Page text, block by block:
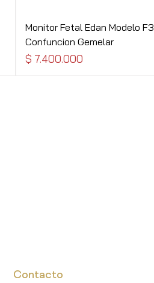
Monitor Fetal Edan Modelo F3
Confuncion Gemelar
Precio
$ 7.400.000
Contacto